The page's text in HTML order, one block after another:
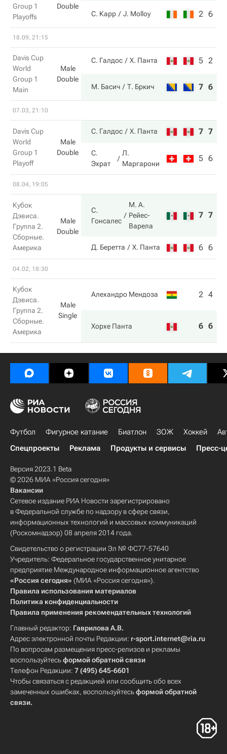
Group 1
Playoffs
Double
С. Карр J. Molloy 2 6
18.09, 21:15
Davis Cup
World
Group 1
Main
Male
Double
С. Галдос Х. Панта 5 2
М. Басич Т. Бркич 7 6
07.03, 21:10
Davis Cup
World
Group 1
Playoff
Male
Double
С. Галдос Х. Панта 7 7
С.
Эхрат
Л.
Маргарони
5 6
08.04, 19:05
Кубок
Дэвиса.
Группа 2.
Сборные.
Америка
Male
Double
С.
Гонсалес
М. А.
Рейес-
Варела
7 7
Д. Беретта Х. Панта 6 6
04.02, 18:30
Кубок
Дэвиса.
Группа 2.
Сборные.
Америка
Male
Single
Алехандро Мендоза 2 4
Хорхе Панта 6 6
Футбол Фигурное катание Биатлон ЗОЖ Хоккей
Спецпроекты
Реклама Продукты и сервисы Пресс-
Версия 2023.1 Beta
© 2026 МИА «Россия сегодня»
Вакансии
Сетевое издание РИА Новости зарегистрировано
в Федеральной службе по надзору в сфере связи,
информационных технологий и массовых коммуникаций
(Роскомнадзор) 08 апреля 2014 года.
Свидетельство о регистрации Эл № ФС77-57640
Учредитель: Федеральное государственное унитарное
предприятие Международное информационное агентство
«Россия сегодня» (МИА «Россия сегодня»).
Правила использования материалов
Политика конфиденциальности
Правила применения рекомендательных технологий
Главный редактор: Гаврилова А.В.
Адрес электронной почты Редакции: r-sport.internet@ria.ru
По вопросам размещения пресс-релизов и рекламы
воспользуйтесьформой обратной связи
Телефон Редакции: 7 (495) 645-6601
Чтобы связаться с редакцией или сообщить обо всех
замеченных ошибках, воспользуйтесьформой обратной
связи.